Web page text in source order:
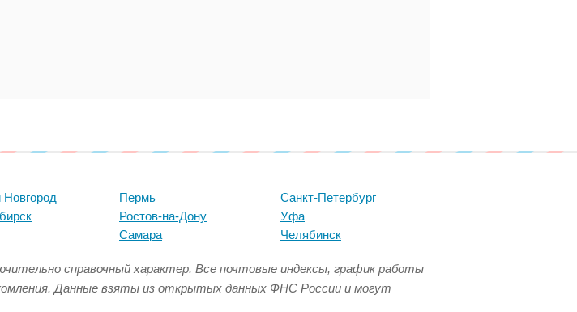
Пермь
Ростов-на-Дону
Самара
Санкт-Петербург
Уфа
Челябинск
справочный характер. Все почтовые индексы, график работы
Данные взяты из открытых данных ФНС России и могут